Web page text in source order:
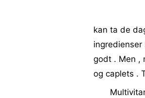
kan ta de
ingredienser
godt . Men ,
og caplets .